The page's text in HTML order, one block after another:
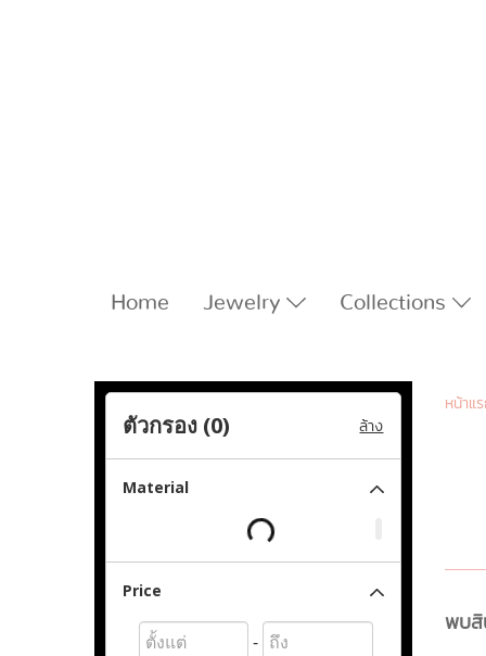
Home Jewelry Collections
หน้าแ
พบสิ
ตัวกรอง (0) ล้าง
Material
Price
-